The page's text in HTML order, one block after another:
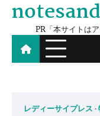
Skip
contentPR「本サイトは
レディーサイプレス